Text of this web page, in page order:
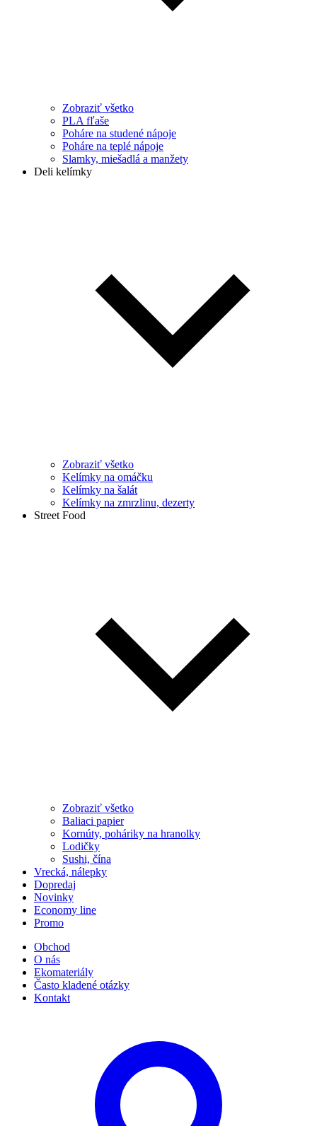
Zobraziť všetko
PLA fľaše
Poháre na studené nápoje
Poháre na teplé nápoje
Slamky, miešadlá a manžety
Deli kelímky
Zobraziť všetko
Kelímky na omáčku
Kelímky na šalát
Kelímky na zmrzlinu, dezerty
Street Food
Zobraziť všetko
Baliaci papier
Kornúty, poháriky na hranolky
Lodičky
Sushi, čína
Vrecká, nálepky
Dopredaj
Novinky
Economy line
Promo
Obchod
O nás
Ekomateriály
Často kladené otázky
Kontakt